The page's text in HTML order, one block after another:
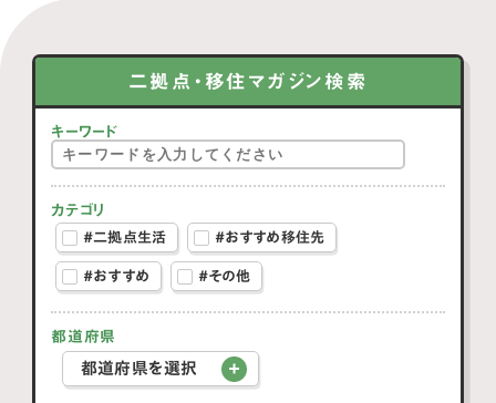
二拠点・移住マガジン検索
キーワード
カテゴリ
#二拠点生活
#おすすめ移住先
#おすすめ #その他
都道府県
都道府県を選択